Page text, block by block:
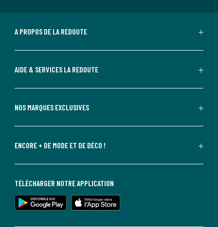
A PROPOS DE LA REDOUTE
AIDE & SERVICES LA REDOUTE
NOS MARQUES EXCLUSIVES
ENCORE + DE MODE ET DE DÉCO !
TÉLÉCHARGER NOTRE APPLICATION